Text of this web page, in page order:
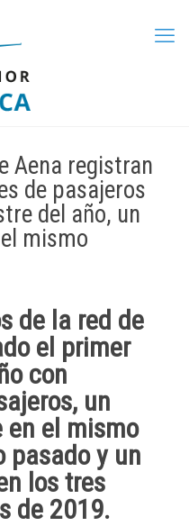
Aena registran
de pasajeros
del año, un
mismo
de la red de
el primer
con
, un
en el mismo
pasado y un
los tres
de 2019.